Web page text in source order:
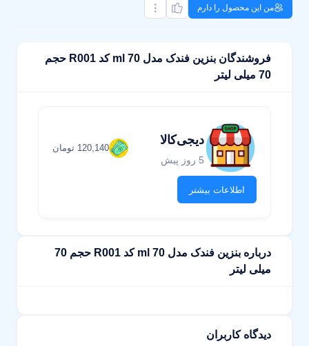
من این محصول را دارم
فروشندگان بنزین فندک مدل 70 ml کد R001 حجم
70 میلی لیتر
دیجی‌کالا
5 روز پیش
120,140 تومان
اطلاعات بیشتر
درباره بنزین فندک مدل 70 ml کد R001 حجم 70
میلی لیتر
دیدگاه کاربران